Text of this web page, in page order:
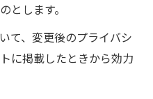
とします。
て、変更後のプライバシ
に掲載したときから効力